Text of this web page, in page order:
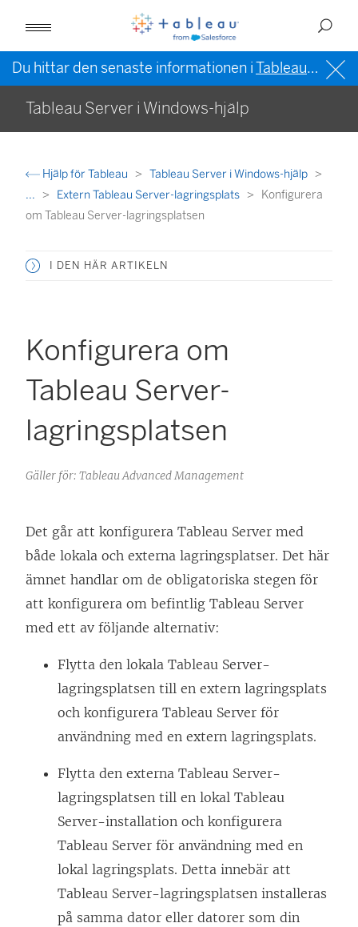
Du hittar den senaste informationen iTableau-hjälpen på engelska (USA)
Tableau Server i Windows-hjälp
Hjälp för Tableau
Tableau Server i Windows-hjälp
...
Extern Tableau Server-lagringsplats
Konfigurera
om Tableau Server-lagringsplatsen
I DEN HÄR ARTIKELN
Konfigurera om
Tableau Server-
lagringsplatsen
Gäller för: Tableau Advanced Management
Det går att konfigurera Tableau Server med
både lokala och externa lagringsplatser. Det här
ämnet handlar om de obligatoriska stegen för
att konfigurera om befintlig Tableau Server
med ett av följande alternativ:
Flytta den lokala Tableau Server-
lagringsplatsen till en extern lagringsplats
och konfigurera Tableau Server för
användning med en extern lagringsplats.
Flytta den externa Tableau Server-
lagringsplatsen till en lokal Tableau
Server-installation och konfigurera
Tableau Server för användning med en
lokal lagringsplats. Detta innebär att
Tableau Server-lagringsplatsen installeras
på samma dator eller datorer som din